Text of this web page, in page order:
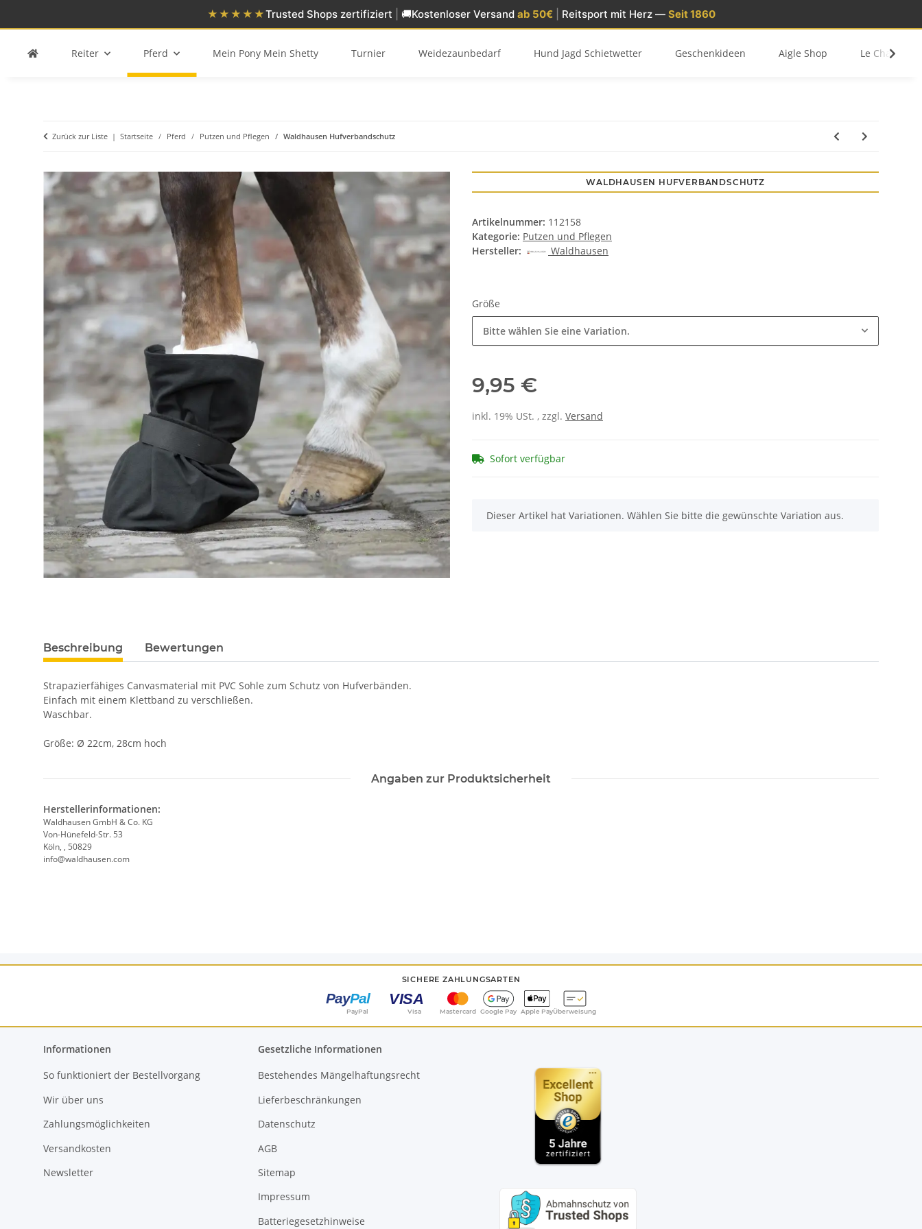
★★★★★Trusted Shops zertifiziert 🚚Kostenloser Versand ab 50€ Reitsport mit Herz — Seit 1860
Reiter Pferd Mein Pony Mein Shetty Turnier Weidezaunbedarf Hund Jagd Schietwetter Geschenkideen Aigle Shop Le
Zurück zur Liste Startseite Pferd Putzen und Pflegen Waldhausen Hufverbandschutz
WALDHAUSEN HUFVERBANDSCHUTZ
Artikelnummer: 112158
Kategorie: Putzen und Pflegen
Hersteller:
Waldhausen
Größe
Bitte wählen Sie eine Variation.
9,95 €
inkl. 19% USt. , zzgl. Versand
Sofort verfügbar
x
Dieser Artikel hat Variationen. Wählen Sie bitte die gewünschte Variation aus.
Beschreibung Bewertungen
Strapazierfähiges Canvasmaterial mit PVC Sohle zum Schutz von Hufverbänden.
Einfach mit einem Klettband zu verschließen.
Waschbar.
Größe: Ø 22cm, 28cm hoch
Angaben zur Produktsicherheit
Herstellerinformationen:
Waldhausen GmbH & Co. KG
Von-Hünefeld-Str. 53
Köln, , 50829
info@waldhausen.com
SICHERE ZAHLUNGSARTEN
PayPal Visa Mastercard Google Pay Apple PayÜberweisung
Informationen
So funktioniert der Bestellvorgang
Wir über uns
Zahlungsmöglichkeiten
Versandkosten
Newsletter
Gesetzliche Informationen
Bestehendes Mängelhaftungsrecht
Lieferbeschränkungen
Datenschutz
AGB
Sitemap
Impressum
Batteriegesetzhinweise